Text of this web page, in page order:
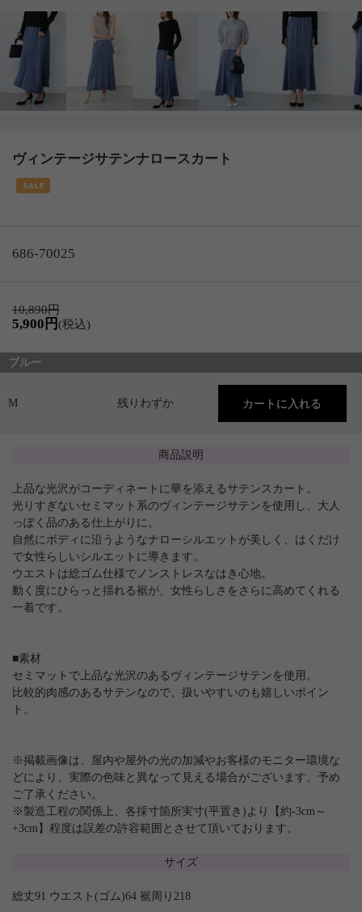
ヴィンテージサテンナロースカート
686-70025
10,890円
5,900円(税込)
ブルー
M 残りわずか
商品説明
上品な光沢がコーディネートに華を添えるサテンスカート。
光りすぎないセミマット系のヴィンテージサテンを使用し、大人
っぽく品のある仕上がりに。
自然にボディに沿うようなナローシルエットが美しく、はくだけ
で女性らしいシルエットに導きます。
ウエストは総ゴム仕様でノンストレスなはき心地。
動く度にひらっと揺れる裾が、女性らしさをさらに高めてくれる
一着です。
■素材
セミマットで上品な光沢のあるヴィンテージサテンを使用。
比較的肉感のあるサテンなので、扱いやすいのも嬉しいポイン
ト。
※掲載画像は、屋内や屋外の光の加減やお客様のモニター環境な
どにより、実際の色味と異なって見える場合がございます。予め
ご了承ください。
※製造工程の関係上、各採寸箇所実寸(平置き)より【約-3cm～
+3cm】程度は誤差の許容範囲とさせて頂いております。
サイズ
総丈91 ウエスト(ゴム)64 裾周り218